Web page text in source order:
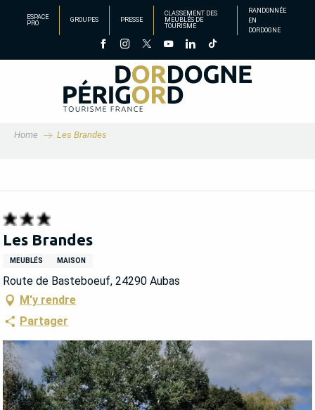
principal
ESPACE
PRO
GROUPES PRESSE
CLASSEMENT DES
MEUBLÉS DE
TOURISME
RANDONNÉE
EN
DORDOGNE
Home Les Brandes
Les Brandes
MEUBLÉS MAISON
Route de Basteboeuf, 24290 Aubas
M'y rendre
Partager